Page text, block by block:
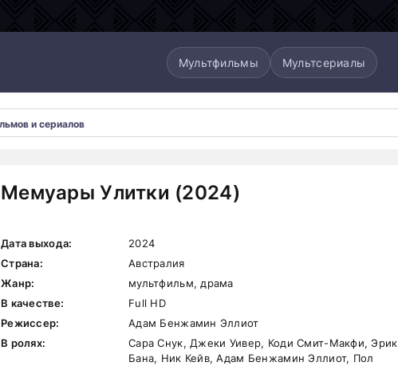
Мультфильмы Мультсериалы
Мемуары Улитки (2024)
Дата выхода:
2024
Страна:
Австралия
Жанр:
мультфильм, драма
В качестве:
Full HD
Режиссер:
Адам Бенжамин Эллиот
В ролях:
Сара Снук, Джеки Уивер, Коди Смит-Макфи, Эрик
Бана, Ник Кейв, Адам Бенжамин Эллиот, Пол